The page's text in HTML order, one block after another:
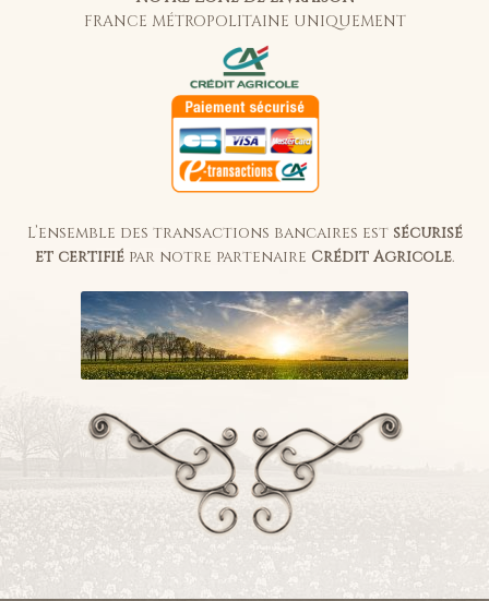
FRANCE MÉTROPOLITAINE UNIQUEMENT
L’ensemble des transactions bancaires est sécurisé
et certifiépar notre partenaire Crédit Agricole.